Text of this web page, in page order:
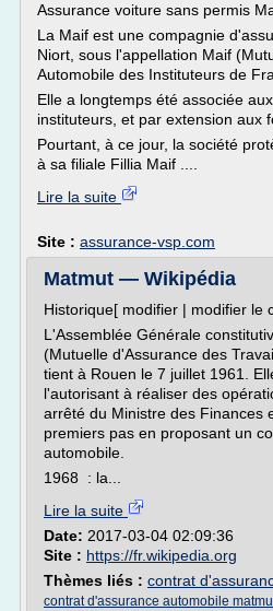
Assurance voiture sans permis
La Maif est une compagnie
Niort, sous l'appellation Maif
Automobile des Instituteurs de
Elle a longtemps été associée
instituteurs, et par extension aux
Pourtant, à ce jour, la société
à sa filiale Fillia Maif ....
Lire la suite
Site : assurance-vsp.com
Matmut — Wikipédia
Historique[ modifier | modifier le
L'Assemblée Générale
(Mutuelle d'Assurance des
tient à Rouen le 7 juillet 1961.
l'autorisant à réaliser des
arrêté du Ministre des Finances
premiers pas en proposant un
automobile.
1968 : la...
Lire la suite
Date: 2017-03-04 02:09:36
Site : https://fr.wikipedia.org
Thèmes liés : contrat
contrat d'assurance automobile